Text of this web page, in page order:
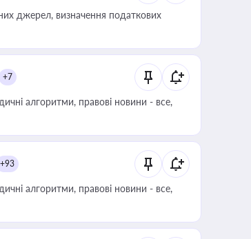
джерел, визначення податкових
+7
алгоритми, правові новини - все,
+93
алгоритми, правові новини - все,